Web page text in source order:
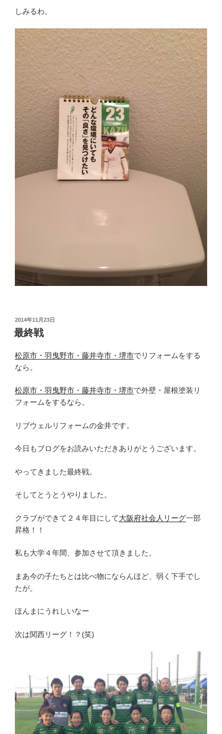
しみるわ。
投
稿
日:
2014年11月23日
最終戦
松原市・羽曳野市・藤井寺市・堺市でリフォームをする
なら。
松原市・羽曳野市・藤井寺市・堺市で外壁・屋根塗装リ
フォームをするなら。
リブウェルリフォームの金井です。
今日もブログをお読みいただきありがとうございます。
やってきました最終戦。
そしてとうとうやりました。
クラブができて２４年目にして大阪府社会人リーグ一部
昇格！！
私も大学４年間、参加させて頂きました。
まあ今の子たちとは比べ物にならんほど、弱く下手でし
たが。
ほんまにうれしいなー
次は関西リーグ！？(笑)